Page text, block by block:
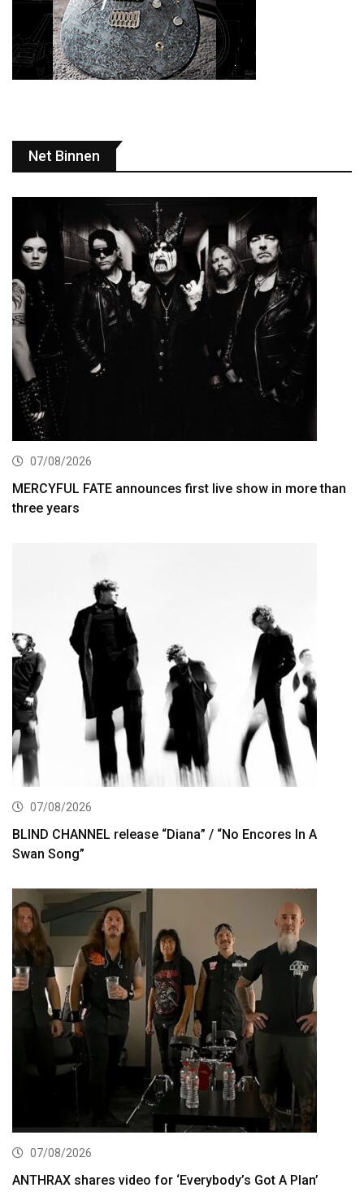
Net Binnen
07/08/2026
MERCYFUL FATE announces first live show in more than
three years
07/08/2026
BLIND CHANNEL release “Diana” / “No Encores In A
Swan Song”
07/08/2026
ANTHRAX shares video for ‘Everybody’s Got A Plan’